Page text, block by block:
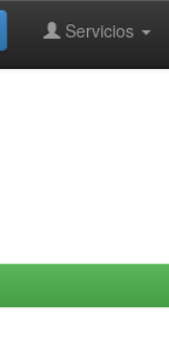
Servicios